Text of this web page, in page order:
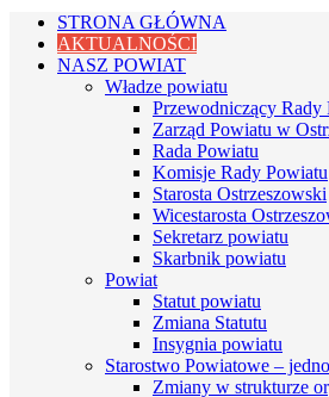
STRONA GŁÓWNA
AKTUALNOŚCI
NASZ POWIAT
Władze powiatu
Przewodniczący
Zarząd Powiatu w
Rada Powiatu
Komisje Rady Powiatu
Starosta Ostrzeszowski
Wicestarosta
Sekretarz powiatu
Skarbnik powiatu
Powiat
Statut powiatu
Zmiana Statutu
Insygnia powiatu
Starostwo Powiatowe –
Zmiany w strukturze